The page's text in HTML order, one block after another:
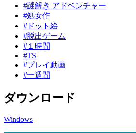
#謎解き アドベンチャー
#処女作
#ドット絵
#脱出ゲーム
#１時間
#TS
#プレイ動画
#一週間
ダウンロード
Windows